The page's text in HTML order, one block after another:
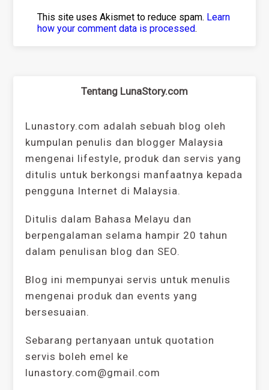
This site uses Akismet to reduce spam. Learn
how your comment data is processed.
Tentang LunaStory.com
Lunastory.com adalah sebuah blog oleh
kumpulan penulis dan blogger Malaysia
mengenai lifestyle, produk dan servis yang
ditulis untuk berkongsi manfaatnya kepada
pengguna Internet di Malaysia.
Ditulis dalam Bahasa Melayu dan
berpengalaman selama hampir 20 tahun
dalam penulisan blog dan SEO.
Blog ini mempunyai servis untuk menulis
mengenai produk dan events yang
bersesuaian.
Sebarang pertanyaan untuk quotation
servis boleh emel ke
lunastory.com@gmail.com